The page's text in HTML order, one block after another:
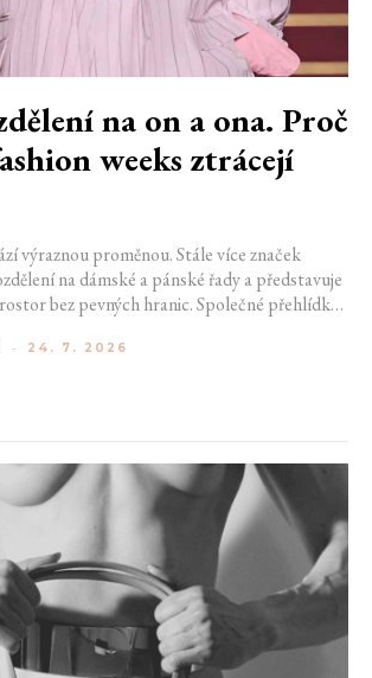
na on a ona. Proč
weeks ztrácejí
výraznou proměnou. Stále více značek
na dámské a pánské řady a představuje
bez pevných hranic. Společné přehlídky,
mohou brzy vypadat úplně jinak.
- 24. 7. 2026